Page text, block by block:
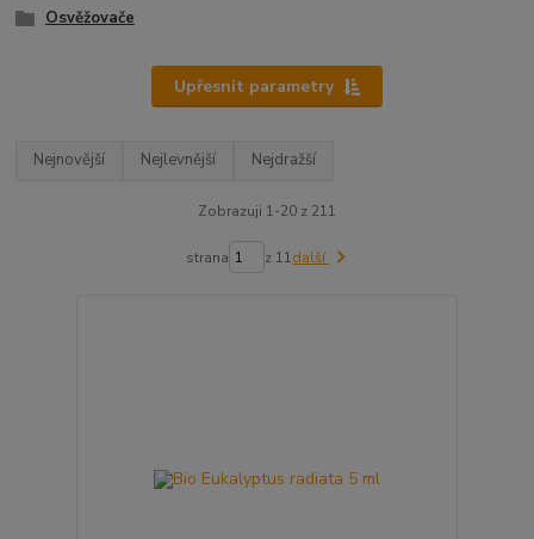
Osvěžovače
Upřesnit parametry
Nejnovější Nejlevnější Nejdražší
Zobrazuji 1-20 z 211
strana z 11další